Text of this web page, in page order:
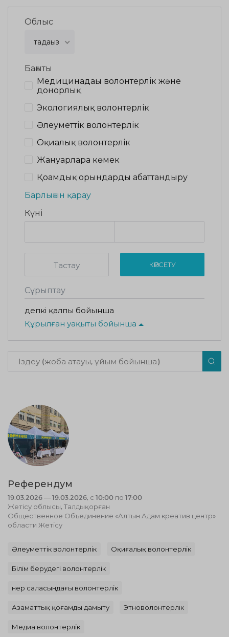
Облыс
таңдаңыз
Бағыты
Медицинадағы волонтерлік және
донорлық
Экологиялық волонтерлік
Әлеуметтік волонтерлік
Оқиғалық волонтерлік
Жануарларға көмек
Қоғамдық орындарды абаттандыру
Барлығын қарау
Күні
Тастау КӨРСЕТУ
Сұрыптау
Әдепкі қалпы бойынша
Құрылған уақыты бойынша
Референдум
19.03.2026 — 19.03.2026, с 10:00 по 17:00
Жетісу облысы, Талдықорған
Общественное Объединение «Алтын Адам креатив центр»
области Жетісу
Әлеуметтік волонтерлік Оқиғалық волонтерлік
Білім берудегі волонтерлік
Өнер саласындағы волонтерлік
Азаматтық қоғамды дамыту Этноволонтерлік
Медиа волонтерлік